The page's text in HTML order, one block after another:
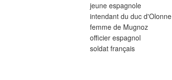
jeune espagnole
intendant du duc d'Olonne
femme de Mugnoz
officier espagnol
soldat français